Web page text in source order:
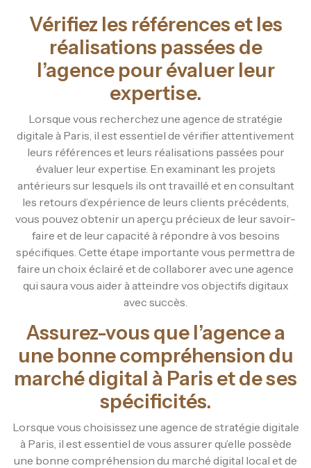
Vérifiez les références et les
réalisations passées de
l’agence pour évaluer leur
expertise.
Lorsque vous recherchez une agence de stratégie
digitale à Paris, il est essentiel de vérifier attentivement
leurs références et leurs réalisations passées pour
évaluer leur expertise. En examinant les projets
antérieurs sur lesquels ils ont travaillé et en consultant
les retours d’expérience de leurs clients précédents,
vous pouvez obtenir un aperçu précieux de leur savoir-
faire et de leur capacité à répondre à vos besoins
spécifiques. Cette étape importante vous permettra de
faire un choix éclairé et de collaborer avec une agence
qui saura vous aider à atteindre vos objectifs digitaux
avec succès.
Assurez-vous que l’agence a
une bonne compréhension du
marché digital à Paris et de ses
spécificités.
Lorsque vous choisissez une agence de stratégie digitale
à Paris, il est essentiel de vous assurer qu’elle possède
une bonne compréhension du marché digital local et de